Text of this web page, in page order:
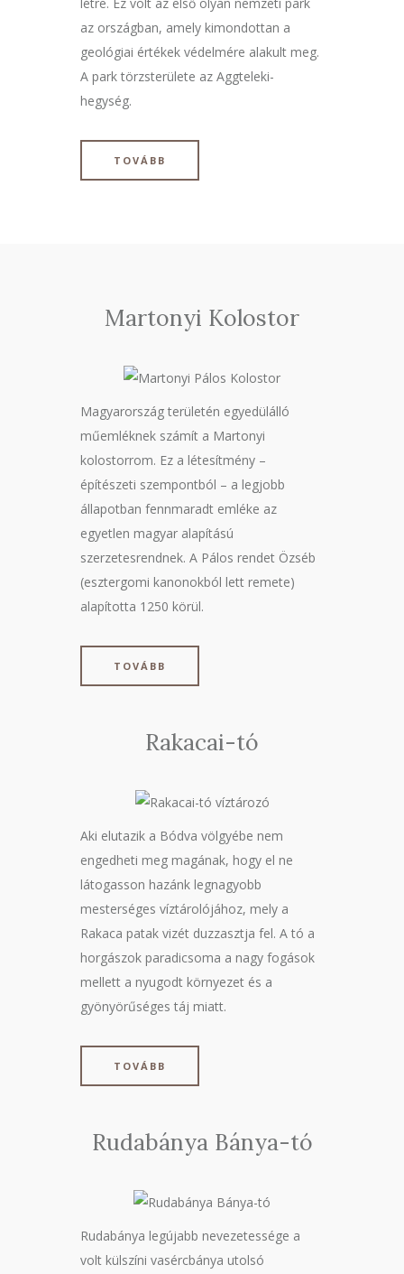
az országban, amely kimondottan a
geológiai értékek védelmére alakult meg.
A park törzsterülete az Aggteleki-
hegység.
TOVÁBB
Martonyi Kolostor
Magyarország területén egyedülálló
műemléknek számít a Martonyi
kolostorrom. Ez a létesítmény –
építészeti szempontból – a legjobb
állapotban fennmaradt emléke az
egyetlen magyar alapítású
szerzetesrendnek. A Pálos rendet Özséb
(esztergomi kanonokból lett remete)
alapította 1250 körül.
TOVÁBB
Rakacai-tó
Aki elutazik a Bódva völgyébe nem
engedheti meg magának, hogy el ne
látogasson hazánk legnagyobb
mesterséges víztárolójához, mely a
Rakaca patak vizét duzzasztja fel. A tó a
horgászok paradicsoma a nagy fogások
mellett a nyugodt környezet és a
gyönyörűséges táj miatt.
TOVÁBB
Rudabánya Bánya-tó
Rudabánya legújabb nevezetessége a
volt külszíni vasércbánya utolsó